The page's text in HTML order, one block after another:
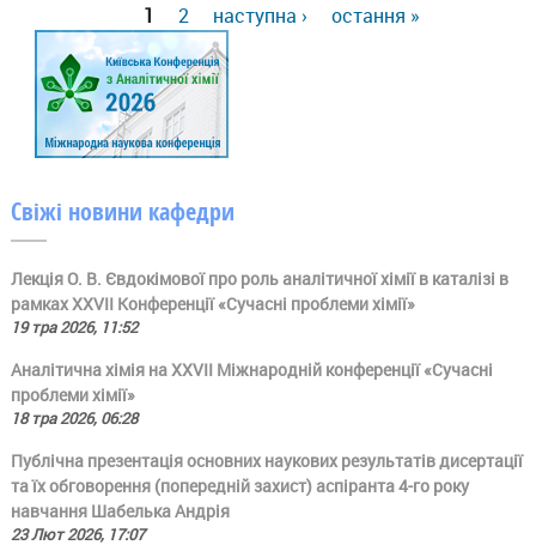
Сторінки
1 2 наступна › остання »
Свіжі новини кафедри
Лекція О. В. Євдокімової про роль аналітичної хімії в каталізі в
рамках ХХVII Конференції «Сучасні проблеми хімії»
19 тра 2026, 11:52
Аналітична хімія на ХХVII Міжнародній конференції «Сучасні
проблеми хімії»
18 тра 2026, 06:28
Публічна презентація основних наукових результатів дисертації
та їх обговорення (попередній захист) аспіранта 4-го року
навчання Шабелька Андрія
23 Лют 2026, 17:07